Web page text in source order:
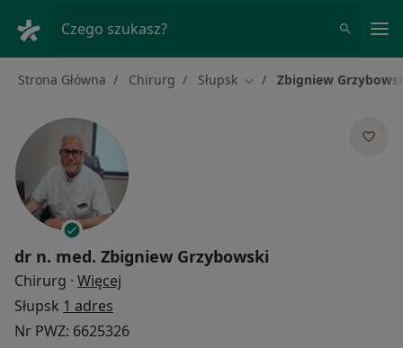
Czego szukasz?
Strona Główna Chirurg Słupsk Zmień miasto
Zbigniew
dr n. med. Zbigniew Grzybowski
Chirurg · Więcej
Słupsk 1 adres
Nr PWZ: 6625326